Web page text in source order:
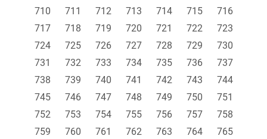
710
711 712 713 714 715
716
717
718 719 720 721 722
723
724
725 726 727 728 729
730
731
732 733 734 735 736
737
738
739 740 741 742 743
744
745
746 747 748 749 750
751
752
753 754 755 756 757
758
759
760 761 762 763 764
765